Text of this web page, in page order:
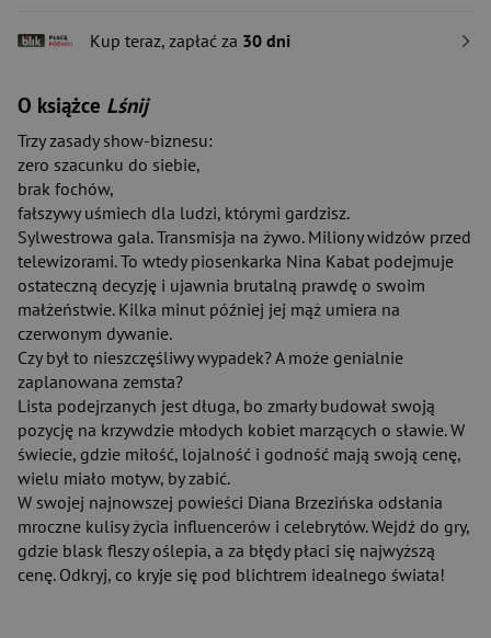
Kup teraz, zapłać za 30 dni
O książce Lśnij
Trzy zasady show-biznesu:
zero szacunku do siebie,
brak fochów,
fałszywy uśmiech dla ludzi, którymi gardzisz.
Sylwestrowa gala. Transmisja na żywo. Miliony widzów przed
telewizorami. To wtedy piosenkarka Nina Kabat podejmuje
ostateczną decyzję i ujawnia brutalną prawdę o swoim
małżeństwie. Kilka minut później jej mąż umiera na
czerwonym dywanie.
Czy był to nieszczęśliwy wypadek? A może genialnie
zaplanowana zemsta?
Lista podejrzanych jest długa, bo zmarły budował swoją
pozycję na krzywdzie młodych kobiet marzących o sławie. W
świecie, gdzie miłość, lojalność i godność mają swoją cenę,
wielu miało motyw, by zabić.
W swojej najnowszej powieści Diana Brzezińska odsłania
mroczne kulisy życia influencerów i celebrytów. Wejdź do gry,
gdzie blask fleszy oślepia, a za błędy płaci się najwyższą
cenę. Odkryj, co kryje się pod blichtrem idealnego świata!